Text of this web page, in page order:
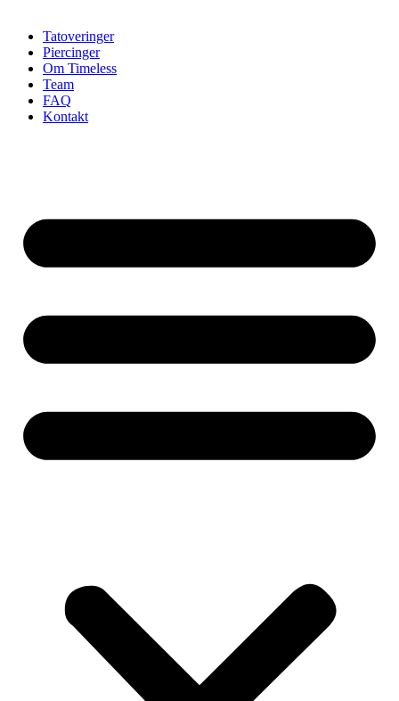
Tatoveringer
Piercinger
Om Timeless
Team
FAQ
Kontakt